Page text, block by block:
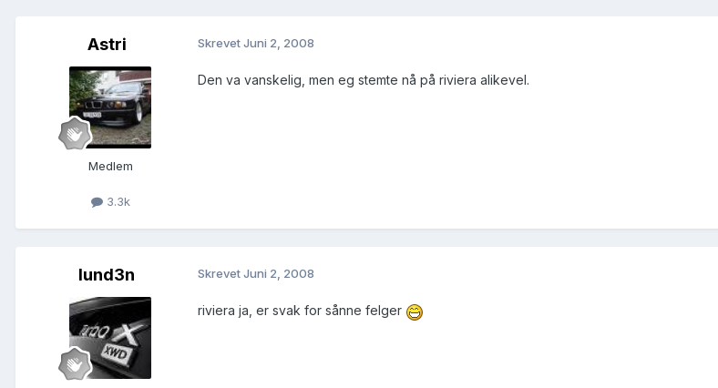
Astri
Medlem
3.3k
SkrevetJuni 2, 2008
Den va vanskelig, men eg stemte nå på riviera alikevel.
lund3n SkrevetJuni 2, 2008
riviera ja, er svak for sånne felger